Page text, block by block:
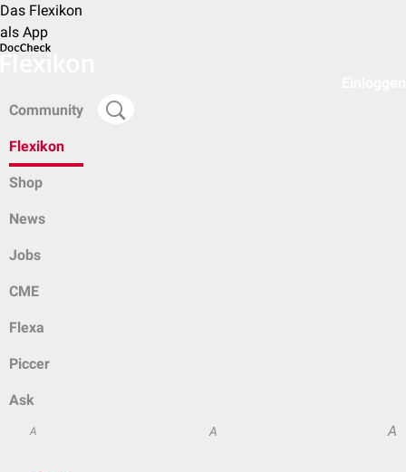
Das Flexikon
als App
Community
Flexikon
Shop
News
Jobs
CME
Flexa
Piccer
Ask
A A A